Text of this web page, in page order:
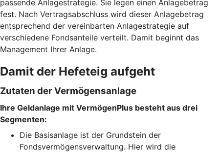
passende Anlagestrategie. Sie legen einen Anlagebetrag
fest. Nach Vertragsabschluss wird dieser Anlagebetrag
entsprechend der vereinbarten Anlagestrategie auf
verschiedene Fondsanteile verteilt. Damit beginnt das
Management Ihrer Anlage.
Damit der Hefeteig aufgeht
Zutaten der Vermögensanlage
Ihre Geldanlage mit VermögenPlus besteht aus drei
Segmenten:
Die Basisanlage ist der Grundstein der
Fondsvermögensverwaltung. Hier wird die